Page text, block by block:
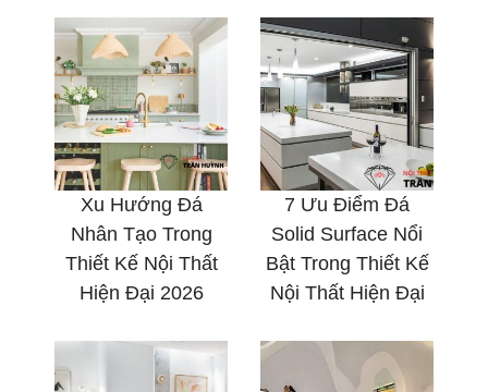
Xu Hướng Đá
Nhân Tạo Trong
Thiết Kế Nội Thất
Hiện Đại 2026
7 Ưu Điểm Đá
Solid Surface Nổi
Bật Trong Thiết Kế
Nội Thất Hiện Đại